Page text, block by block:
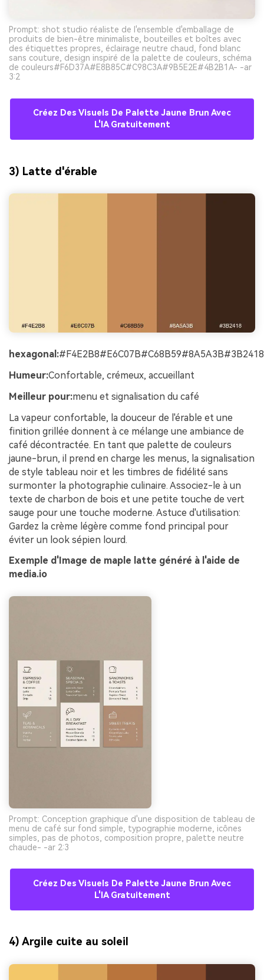
Prompt: shot studio réaliste de l'ensemble d'emballage de
produits de bien-être minimaliste, bouteilles et boîtes avec
des étiquettes propres, éclairage neutre chaud, fond blanc
sans couture, design inspiré de la palette de couleurs, schéma
de couleurs#F6D37A#E8B85C#C98C3A#9B5E2E#4B2B1A- -ar
3:2
Créez Des Visuels De Palette Jaune Brun Avec
L'IA Gratuitement
3) Latte d'érable
hexagonal:#F4E2B8#E6C07B#C68B59#8A5A3B#3B2418
Humeur:Confortable, crémeux, accueillant
Meilleur pour:menu et signalisation du café
La vapeur confortable, la douceur de l'érable et une
finition grillée donnent à ce mélange une ambiance de
café décontractée. En tant que palette de couleurs
jaune-brun, il prend en charge les menus, la signalisation
de style tableau noir et les timbres de fidélité sans
surmonter la photographie culinaire. Associez-le à un
texte de charbon de bois et une petite touche de vert
sauge pour une touche moderne. Astuce d'utilisation:
Gardez la crème légère comme fond principal pour
éviter un look sépien lourd.
Exemple d'Image de maple latte généré à l'aide de
media.io
Prompt: Conception graphique d'une disposition de tableau de
menu de café sur fond simple, typographie moderne, icônes
simples, pas de photos, composition propre, palette neutre
chaude- -ar 2:3
Créez Des Visuels De Palette Jaune Brun Avec
L'IA Gratuitement
4) Argile cuite au soleil